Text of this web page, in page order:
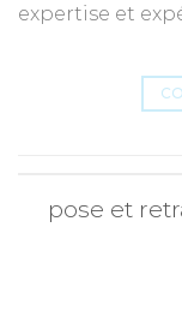
expertise et
pose et